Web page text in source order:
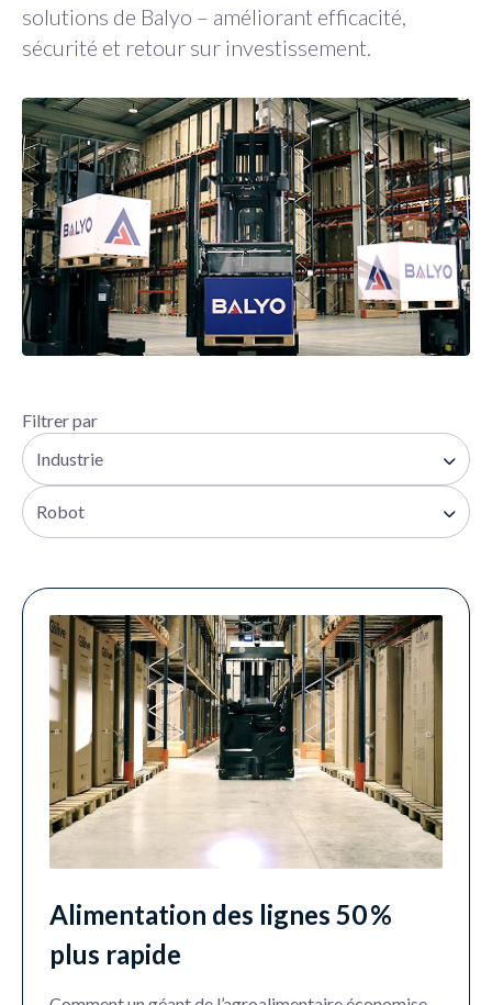
solutions de Balyo – améliorant efficacité,
sécurité et retour sur investissement.
Filtrer par
Industrie
Robot
Alimentation des lignes 50 %
plus rapide